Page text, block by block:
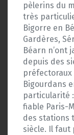
pèlerins du
très
Bigorre en
Gardères,
Béarn n’ont
depuis des
préfectoraux
Bigourdans
particularité
fiable Paris-
des stations
siècle. Il faut